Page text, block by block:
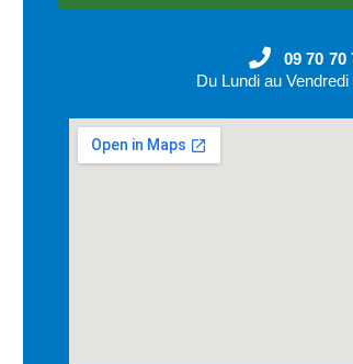
09 70 70
Du Lundi au